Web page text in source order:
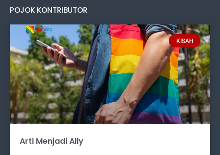
POJOK KONTRIBUTOR
KISAH
Arti Menjadi Ally